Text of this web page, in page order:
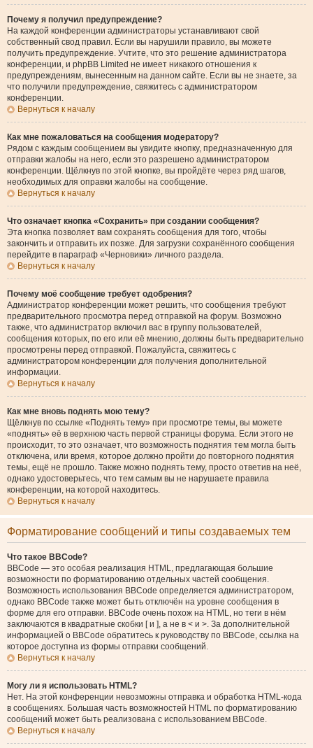
Почему я получил предупреждение?
На каждой конференции администраторы устанавливают свой
собственный свод правил. Если вы нарушили правило, вы можете
получить предупреждение. Учтите, что это решение администратора
конференции, и phpBB Limited не имеет никакого отношения к
предупреждениям, вынесенным на данном сайте. Если вы не знаете, за
что получили предупреждение, свяжитесь с администратором
конференции.
Вернуться к началу
Как мне пожаловаться на сообщения модератору?
Рядом с каждым сообщением вы увидите кнопку, предназначенную для
отправки жалобы на него, если это разрешено администратором
конференции. Щёлкнув по этой кнопке, вы пройдёте через ряд шагов,
необходимых для оправки жалобы на сообщение.
Вернуться к началу
Что означает кнопка «Сохранить» при создании сообщения?
Эта кнопка позволяет вам сохранять сообщения для того, чтобы
закончить и отправить их позже. Для загрузки сохранённого сообщения
перейдите в параграф «Черновики» личного раздела.
Вернуться к началу
Почему моё сообщение требует одобрения?
Администратор конференции может решить, что сообщения требуют
предварительного просмотра перед отправкой на форум. Возможно
также, что администратор включил вас в группу пользователей,
сообщения которых, по его или её мнению, должны быть предварительно
просмотрены перед отправкой. Пожалуйста, свяжитесь с
администратором конференции для получения дополнительной
информации.
Вернуться к началу
Как мне вновь поднять мою тему?
Щёлкнув по ссылке «Поднять тему» при просмотре темы, вы можете
«поднять» её в верхнюю часть первой страницы форума. Если этого не
происходит, то это означает, что возможность поднятия тем могла быть
отключена, или время, которое должно пройти до повторного поднятия
темы, ещё не прошло. Также можно поднять тему, просто ответив на неё,
однако удостоверьтесь, что тем самым вы не нарушаете правила
конференции, на которой находитесь.
Вернуться к началу
Форматирование сообщений и типы создаваемых тем
Что такое BBCode?
BBCode — это особая реализация HTML, предлагающая большие
возможности по форматированию отдельных частей сообщения.
Возможность использования BBCode определяется администратором,
однако BBCode также может быть отключён на уровне сообщения в
форме для его отправки. BBCode очень похож на HTML, но теги в нём
заключаются в квадратные скобки [ и ], а не в < и >. За дополнительной
информацией о BBCode обратитесь к руководству по BBCode, ссылка на
которое доступна из формы отправки сообщений.
Вернуться к началу
Могу ли я использовать HTML?
Нет. На этой конференции невозможны отправка и обработка HTML-кода
в сообщениях. Большая часть возможностей HTML по форматированию
сообщений может быть реализована с использованием BBCode.
Вернуться к началу